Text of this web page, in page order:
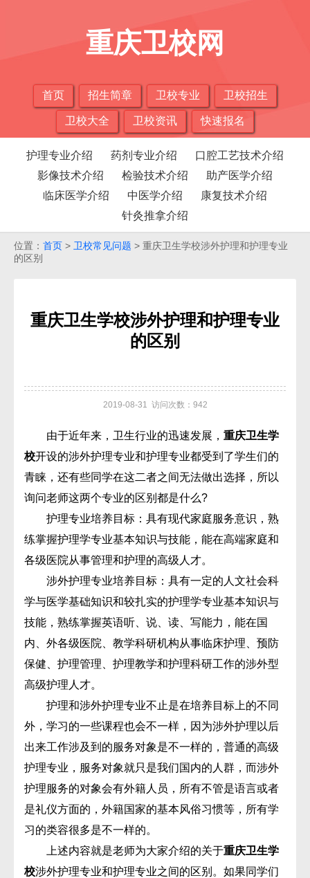
重庆卫校网
首页 招生简章 卫校专业 卫校招生
卫校大全 卫校资讯 快速报名
护理专业介绍 药剂专业介绍
口腔工艺技术介绍
影像技术介绍
检验技术介绍
助产医学介绍
临床医学介绍
中医学介绍
康复技术介绍
针灸推拿介绍
位置： 首页 > 卫校常见问题 > 重庆卫生学校涉外护理和护理专业
的区别
重庆卫生学校涉外护理和护理专业
的区别
2019-08-31 访问次数：942
由于近年来，卫生行业的迅速发展， 重庆卫生学
校开设的涉外护理专业和护理专业都受到了学生们的
青睐，还有些同学在这二者之间无法做出选择，所以
询问老师这两个专业的区别都是什么?
护理专业培养目标：具有现代家庭服务意识，熟
练掌握护理学专业基本知识与技能，能在高端家庭和
各级医院从事管理和护理的高级人才。
涉外护理专业培养目标：具有一定的人文社会科
学与医学基础知识和较扎实的护理学专业基本知识与
技能，熟练掌握英语听、说、读、写能力，能在国
内、外各级医院、教学科研机构从事临床护理、预防
保健、护理管理、护理教学和护理科研工作的涉外型
高级护理人才。
护理和涉外护理专业不止是在培养目标上的不同
外，学习的一些课程也会不一样，因为涉外护理以后
出来工作涉及到的服务对象是不一样的，普通的高级
护理专业，服务对象就只是我们国内的人群，而涉外
护理服务的对象会有外籍人员，所有不管是语言或者
是礼仪方面的，外籍国家的基本风俗习惯等，所有学
习的类容很多是不一样的。
上述内容就是老师为大家介绍的关于重庆卫生学
校涉外护理专业和护理专业之间的区别。如果同学们